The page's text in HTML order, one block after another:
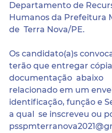
Departamento de
Humanos da Prefeitura
de  Terra Nova/PE.
Os candidato(a)s
terão que entregar
documentação  abaixo
relacionado em um
identificação, função e
a qual  se inscreveu ou